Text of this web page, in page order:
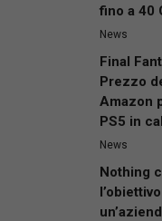
fino a 40
News
Final
Prezzo
Amazon
PS5 in
News
Nothing